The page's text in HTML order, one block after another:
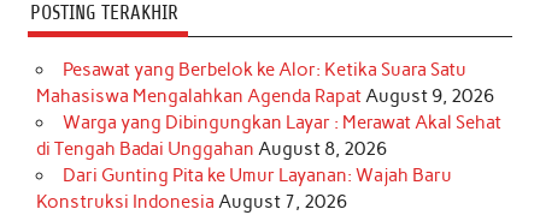
POSTING TERAKHIR
Pesawat yang Berbelok ke Alor: Ketika Suara Satu
Mahasiswa Mengalahkan Agenda RapatAugust 9, 2026
Warga yang Dibingungkan Layar : Merawat Akal Sehat
di Tengah Badai Unggahan August 8, 2026
Dari Gunting Pita ke Umur Layanan: Wajah Baru
Konstruksi Indonesia August 7, 2026